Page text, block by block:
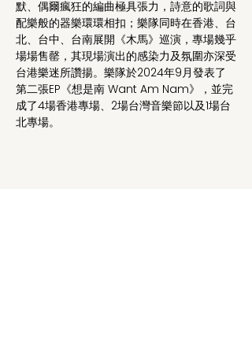
默、偶爾瘋狂的編曲極具張力，詩意的歌詞與
配樂般的器樂環環相扣；樂隊同時在香港、台
北、台中、台南展開《木馬》巡演，專場幾乎
場場售罄，其現場演出的感染力及氛圍亦深受
台港樂迷所讚揚。樂隊於2024年9月發表了
第二張EP《想是南 Want Am Nam》，並完
成了4場香港專場、2場台灣音樂節以及1場台
北專場。